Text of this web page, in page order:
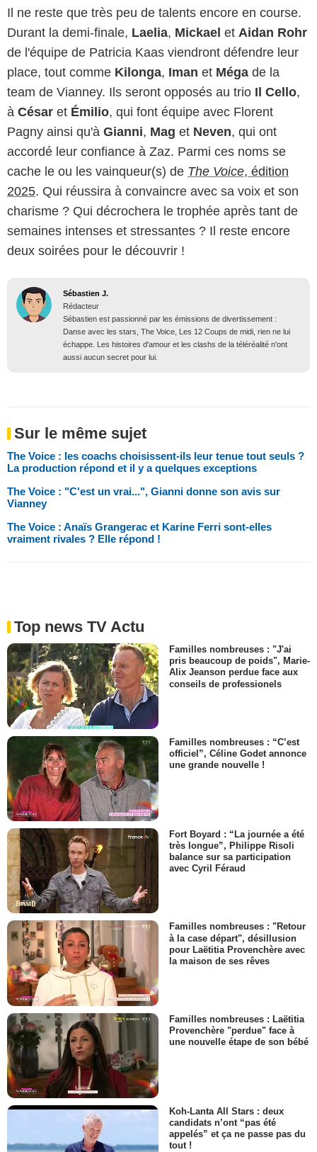
Il ne reste que très peu de talents encore en course.
Durant la demi-finale, Laelia, Mickael et Aidan Rohr
de l'équipe de Patricia Kaas viendront défendre leur
place, tout comme Kilonga, Iman et Méga de la
team de Vianney. Ils seront opposés au trio Il Cello,
à César et Émilio, qui font équipe avec Florent
Pagny ainsi qu'à Gianni, Mag et Neven, qui ont
accordé leur confiance à Zaz. Parmi ces noms se
cache le ou les vainqueur(s) de The Voice, édition
2025. Qui réussira à convaincre avec sa voix et son
charisme ? Qui décrochera le trophée après tant de
semaines intenses et stressantes ? Il reste encore
deux soirées pour le découvrir !
Sébastien J.
Rédacteur
Sébastien est passionné par les émissions de divertissement :
Danse avec les stars, The Voice, Les 12 Coups de midi, rien ne lui
échappe. Les histoires d'amour et les clashs de la téléréalité n'ont
aussi aucun secret pour lui.
Sur le même sujet
The Voice : les coachs choisissent-ils leur tenue tout seuls ?
La production répond et il y a quelques exceptions
The Voice : "C'est un vrai...", Gianni donne son avis sur
Vianney
The Voice : Anaïs Grangerac et Karine Ferri sont-elles
vraiment rivales ? Elle répond !
Top news TV Actu
Familles nombreuses : "J'ai
pris beaucoup de poids", Marie-
Alix Jeanson perdue face aux
conseils de professionels
Familles nombreuses : “C’est
officiel”, Céline Godet annonce
une grande nouvelle !
Fort Boyard : “La journée a été
très longue”, Philippe Risoli
balance sur sa participation
avec Cyril Féraud
Familles nombreuses : "Retour
à la case départ", désillusion
pour Laëtitia Provenchère avec
la maison de ses rêves
Familles nombreuses : Laëtitia
Provenchère "perdue" face à
une nouvelle étape de son bébé
Koh-Lanta All Stars : deux
candidats n’ont “pas été
appelés” et ça ne passe pas du
tout !